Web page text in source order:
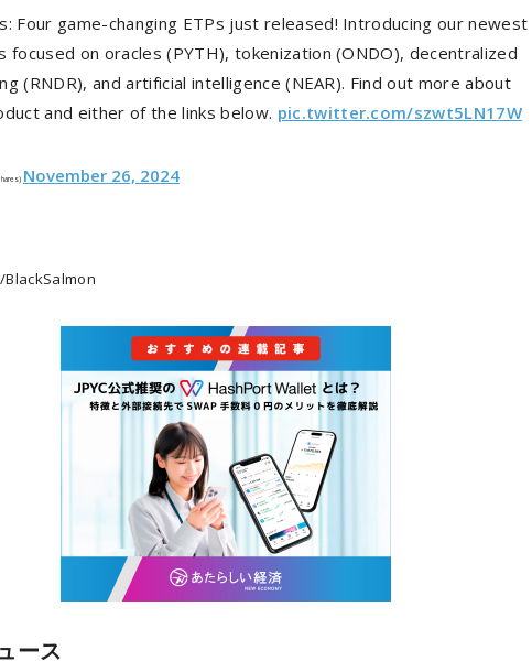
Four game-changing ETPs just released! Introducing our newest
focused on oracles (PYTH), tokenization (ONDO), decentralized
(RNDR), and artificial intelligence (NEAR). Find out more about
and either of the links below. pic.twitter.com/szwt5LN17W
November 26, 2024
BlackSalmon
ース